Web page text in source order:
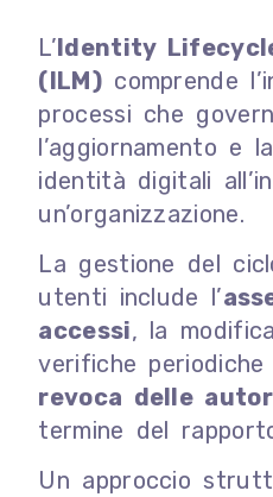
L’ Identity
(ILM)comprende
processi che
l’aggiornamento e
identità digitali
un’organizzazione.
La gestione del
utenti include l’
accessi, la
verifiche
revoca delle
termine del
Un approccio